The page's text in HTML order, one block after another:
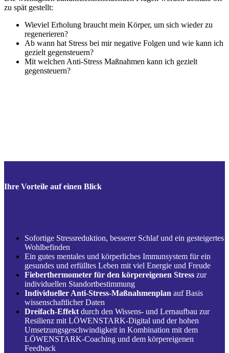
zu spät gestellt:
Wieviel Erholung braucht mein Körper, um sich wieder zu
regenerieren?
Ab wann hat Stress bei mir negative Folgen und wie kann ich
gezielt gegensteuern?
Mit welchen Anti-Stress Maßnahmen kann ich gezielt
gegensteuern?
Ihre Vorteile auf einen Blick
Sofortige Stressreduktion, besserer Schlaf und ein gesteigertes
Wohlbefinden
Ein gutes mentales und körperliches Immunsystem für ein
gesundes und erfülltes Leben mit viel Energie und Freude
Fieberthermometer für den körpereigenen Stress zur
individuellen Standortbestimmung
Individueller Anti-Stress-Maßnahmenplan auf Basis
wissenschaftlicher Daten
Dreifach-Effekt durch den Wissens- und Lernaufbau zur
Resilienz mit LÖWENSTARK-Digital und der hohen
Umsetzungsgeschwindigkeit in Kombination mit dem
LÖWENSTARK-Coaching und dem körpereigenen
Feedback